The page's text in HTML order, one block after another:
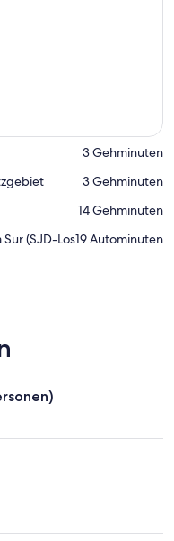
‪3 Gehminuten‬
‪3 Gehminuten‬
‪14 Gehminuten‬
(SJD-Los‪19 Autominuten‬